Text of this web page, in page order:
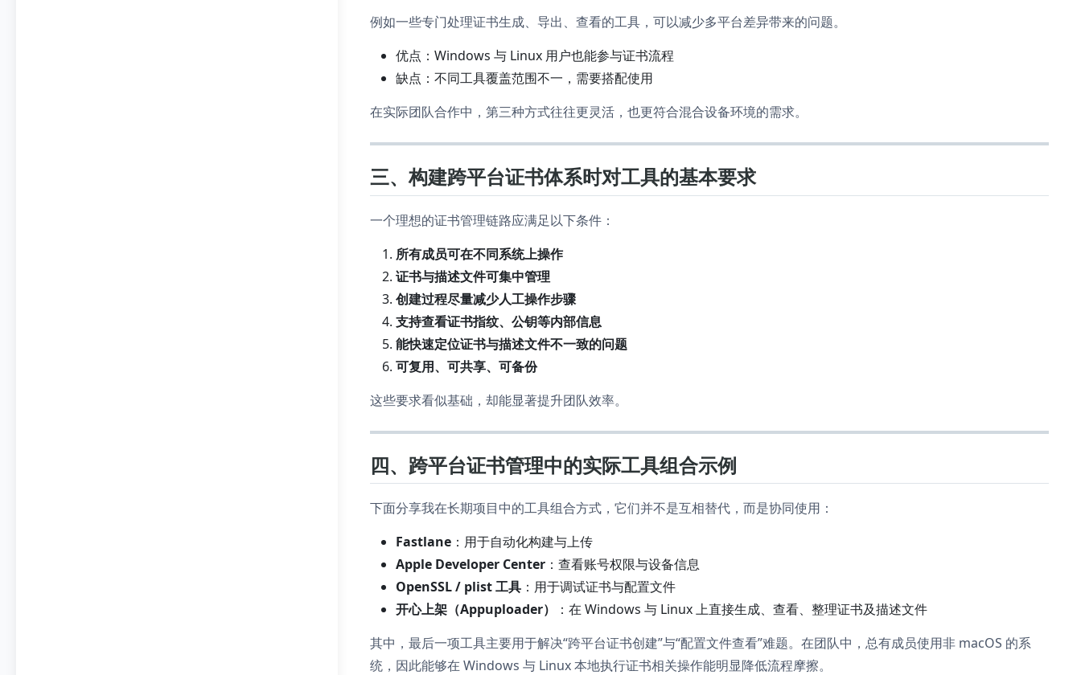
例如一些专门处理证书生成、导出、查看的工具，可以减少多平台差异带来的问题。
优点：Windows 与 Linux 用户也能参与证书流程
缺点：不同工具覆盖范围不一，需要搭配使用
在实际团队合作中，第三种方式往往更灵活，也更符合混合设备环境的需求。
三、构建跨平台证书体系时对工具的基本要求
一个理想的证书管理链路应满足以下条件：
所有成员可在不同系统上操作
证书与描述文件可集中管理
创建过程尽量减少人工操作步骤
支持查看证书指纹、公钥等内部信息
能快速定位证书与描述文件不一致的问题
可复用、可共享、可备份
这些要求看似基础，却能显著提升团队效率。
四、跨平台证书管理中的实际工具组合示例
下面分享我在长期项目中的工具组合方式，它们并不是互相替代，而是协同使用：
Fastlane ：用于自动化构建与上传
Apple Developer Center ：查看账号权限与设备信息
OpenSSL / plist 工具 ：用于调试证书与配置文件
开心上架（Appuploader）
：在 Windows 与 Linux 上直接生成、查看、整理证书及描述文件
其中，最后一项工具主要用于解决“跨平台证书创建”与“配置文件查看”难题。在团队中，总有成员使用非 macOS 的系
统，因此能够在 Windows 与 Linux 本地执行证书相关操作能明显降低流程摩擦。